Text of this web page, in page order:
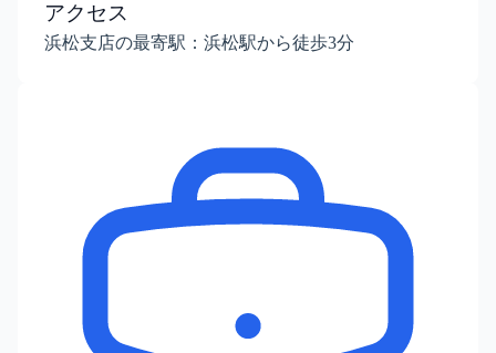
アクセス
浜松支店の最寄駅：浜松駅から徒歩3分